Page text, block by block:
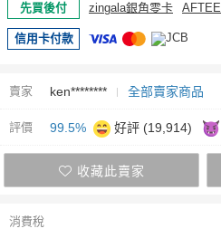
先買後付 zingala銀角零卡 AFTEE
信用卡付款
賣家 ken******** 全部賣家商品
評價 99.5% 好評 (19,914)
收藏此賣家
消費稅